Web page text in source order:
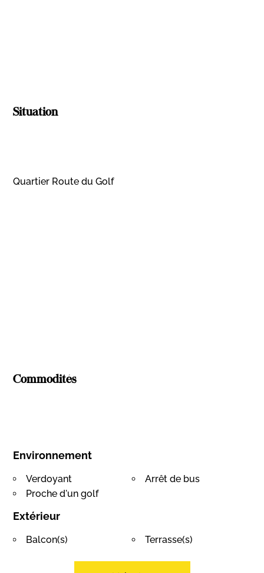
Situation
Quartier Route du Golf
Commodités
Environnement
Verdoyant
Arrêt de bus
Proche d'un golf
Extérieur
Balcon(s)
Terrasse(s)